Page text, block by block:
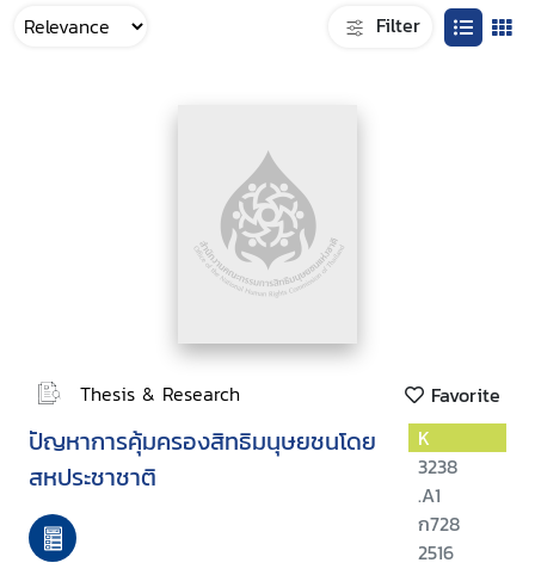
Filter
Thesis & Research Favorite
ปัญหาการคุ้มครองสิทธิมนุษยชนโดย
สหประชาชาติ
K
3238
.A1
ก728
2516